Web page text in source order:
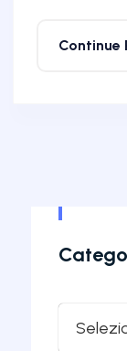
Continue